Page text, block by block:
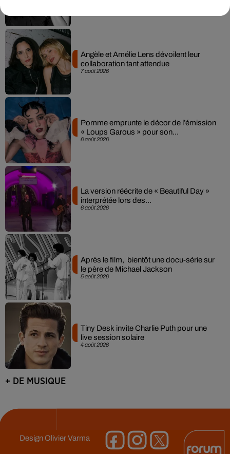
7 août 2026
Angèle et Amélie Lens dévoilent leur
collaboration tant attendue
6 août 2026
Pomme emprunte le décor de l’émission
« Loups Garous » pour son...
6 août 2026
La version réécrite de « Beautiful Day »
interprétée lors des...
5 août 2026
Après le film, bientôt une docu-série sur
le père de Michael Jackson
4 août 2026
Tiny Desk invite Charlie Puth pour une
live session solaire
+ DE MUSIQUE
DesignOlivier Varma